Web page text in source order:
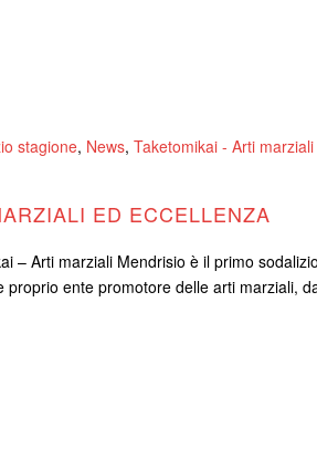
stagione, News, Taketomikai - Arti
ED ECCELLENZA
– Arti marziali Mendrisio è il primo
proprio ente promotore delle arti marziali,